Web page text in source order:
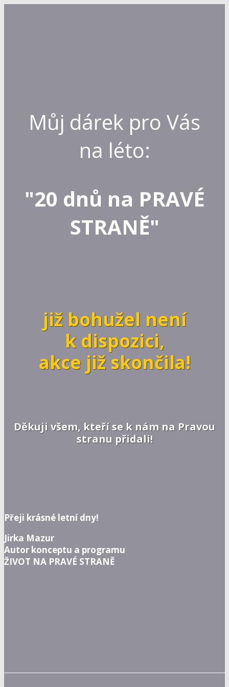
Můj dárek pro Vás
na léto:
"20 dnů na PRAVÉ
STRANĚ"
již bohužel není
k dispozici,
akce již skončila!
Děkuji všem, kteří se k nám na Pravou
stranu přidali!
Přeji krásné letní dny!
Jirka Mazur
Autor konceptu a programu
ŽIVOT NA PRAVÉ STRANĚ